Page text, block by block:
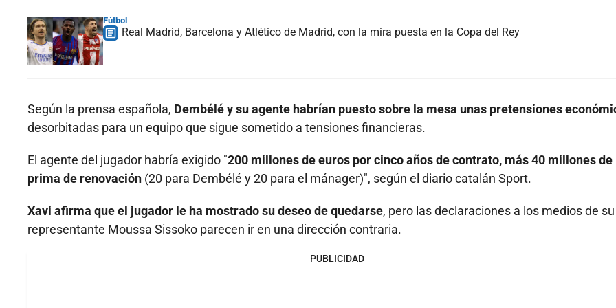
Fútbol
Real Madrid, Barcelona y Atlético de Madrid, con la mira puesta en la Copa del Rey
Según la prensa española, Dembélé y su agente habrían puesto sobre la mesa unas pretensiones
desorbitadas para un equipo que sigue sometido a tensiones financieras.
El agente del jugador habría exigido "200 millones de euros por cinco años de contrato, más 40 millones de
prima de renovación (20 para Dembélé y 20 para el mánager)", según el diario catalán Sport.
Xavi afirma que el jugador le ha mostrado su deseo de quedarse, pero las declaraciones a los medios de su
representante Moussa Sissoko parecen ir en una dirección contraria.
PUBLICIDAD